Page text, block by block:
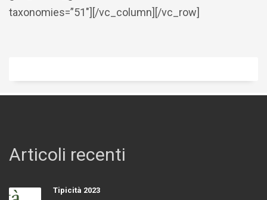
taxonomies=”51″][/vc_column][/vc_row]
Articoli recenti
Tipicità 2023